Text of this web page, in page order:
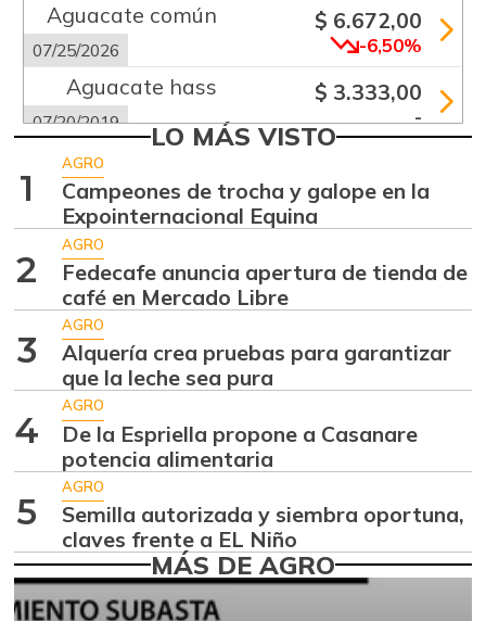
Aguacate común
07/25/2026
$ 6.672,00
-6,50%
Aguacate hass
07/20/2019
$ 3.333,00
-
papelillo
04/04/2026
+5,51%
07/25/2026
$ 1.639,50
-7,58%
07/25/2026 -5,58%
Ajo
07/25/2026 -2,72%
Alas de pollo sin
07/25/2026
+0,97%
Apio
07/25/2026
$ 1.674,50
LO MÁS VISTO
1
AGRO
Campeones de trocha y galope en la
Expointernacional Equina
2
AGRO
Fedecafe anuncia apertura de tienda de
café en Mercado Libre
3
AGRO
Alquería crea pruebas para garantizar
que la leche sea pura
4
AGRO
De la Espriella propone a Casanare
potencia alimentaria
5
AGRO
Semilla autorizada y siembra oportuna,
claves frente a EL Niño
MÁS DE AGRO